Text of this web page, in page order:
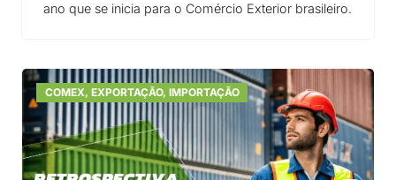
ano que se inicia para o Comércio Exterior brasileiro.
COMEX, EXPORTAÇÃO, IMPORTAÇÃO